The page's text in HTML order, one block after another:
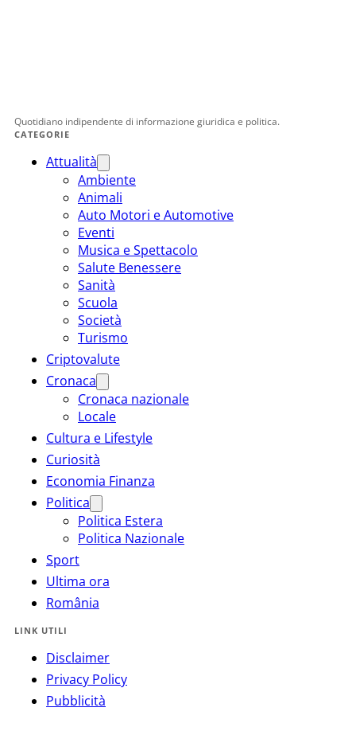
Quotidiano indipendente di informazione giuridica e politica.
CATEGORIE
Attualità
Ambiente
Animali
Auto Motori e Automotive
Eventi
Musica e Spettacolo
Salute Benessere
Sanità
Scuola
Società
Turismo
Criptovalute
Cronaca
Cronaca nazionale
Locale
Cultura e Lifestyle
Curiosità
Economia Finanza
Politica
Politica Estera
Politica Nazionale
Sport
Ultima ora
România
LINK UTILI
Disclaimer
Privacy Policy
Pubblicità